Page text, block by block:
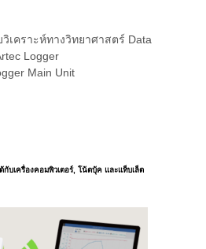
วิเคราะห์ทางวิทยาศาสตร์ Data
Logger
Main Unit
บเครื่องคอมพิวเตอร์, โน้ตบุ้ค และแท็บเล็ต